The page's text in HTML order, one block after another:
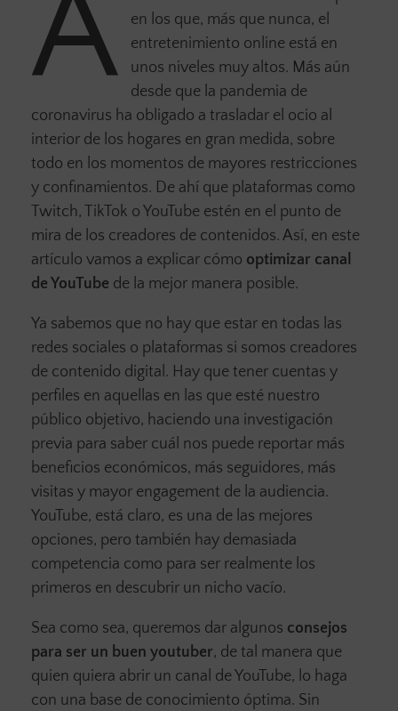
A
en los que, más que nunca, el
entretenimiento online está en
unos niveles muy altos. Más aún
desde que la pandemia de
coronavirus ha obligado a trasladar el ocio al
interior de los hogares en gran medida, sobre
todo en los momentos de mayores restricciones
y confinamientos. De ahí que plataformas como
Twitch, TikTok o YouTube estén en el punto de
mira de los creadores de contenidos. Así, en este
artículo vamos a explicar cómo optimizar canal
de YouTube de la mejor manera posible.
Ya sabemos que no hay que estar en todas las
redes sociales o plataformas si somos creadores
de contenido digital. Hay que tener cuentas y
perfiles en aquellas en las que esté nuestro
público objetivo, haciendo una investigación
previa para saber cuál nos puede reportar más
beneficios económicos, más seguidores, más
visitas y mayor engagement de la audiencia.
YouTube, está claro, es una de las mejores
opciones, pero también hay demasiada
competencia como para ser realmente los
primeros en descubrir un nicho vacío.
Sea como sea, queremos dar algunos consejos
para ser un buen youtuber, de tal manera que
quien quiera abrir un canal de YouTube, lo haga
con una base de conocimiento óptima. Sin